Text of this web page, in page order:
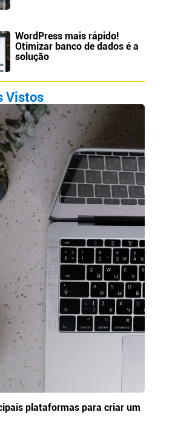
WordPress mais rápido!
Otimizar banco de dados é a
solução
Vistos
plataformas para criar um